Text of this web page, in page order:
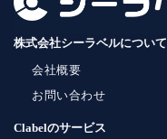
株式会社シーラベルについて
会社概要
お問い合わせ
Clabelのサービス